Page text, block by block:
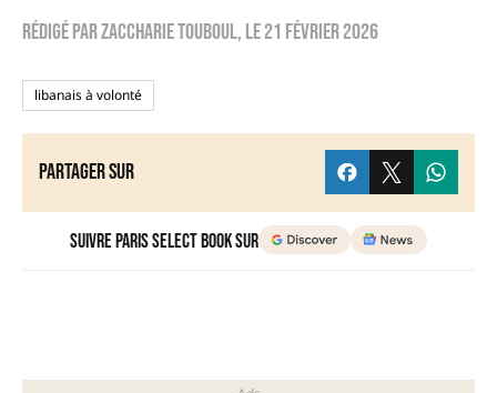
Rédigé parzaccharie touboul, le21 février 2026
libanais à volonté
Partager sur
Suivre Paris Select Book sur